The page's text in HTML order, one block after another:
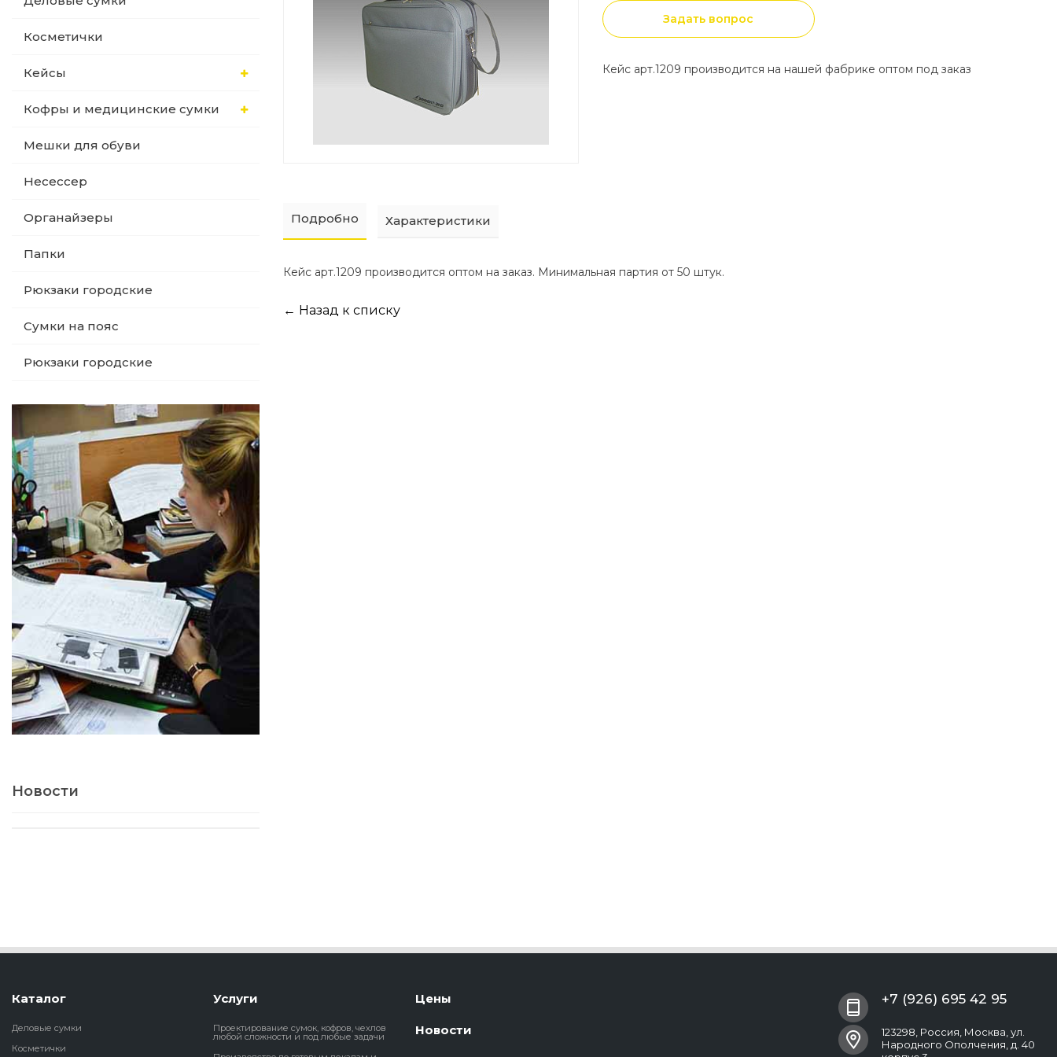
Папки
Рюкзаки городские
Сумки на пояс
Рюкзаки городские
Косметички
Кейсы
Кофры и медицинские сумки
Мешки для обуви
Несессер
Органайзеры
Папки
Рюкзаки городские
Сумки на пояс
Рюкзаки городские
Новости
Задать вопрос
Кейс арт.1209 производится на нашей фабрике оптом под заказ
Подробно Характеристики
Кейс арт.1209 производится оптом на заказ. Минимальная партия от 50 штук.
← Назад к списку
Каталог
Деловые сумки
Косметички
Услуги
Проектирование сумок, кофров, чехлов
любой сложности и под любые задачи
Цены
Новости
+7 (926) 695 42 95
123298, Россия, Москва, ул.
Народного Ополчения, д. 40